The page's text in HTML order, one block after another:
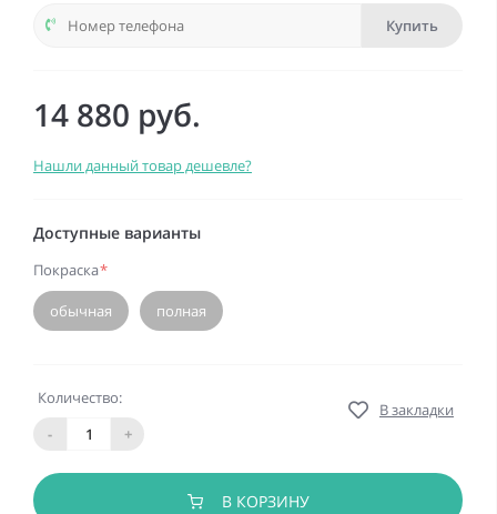
Купить
14 880 руб.
Нашли данный товар дешевле?
Доступные варианты
Покраска*
обычная полная
Количество:
-
+
В закладки
В КОРЗИНУ